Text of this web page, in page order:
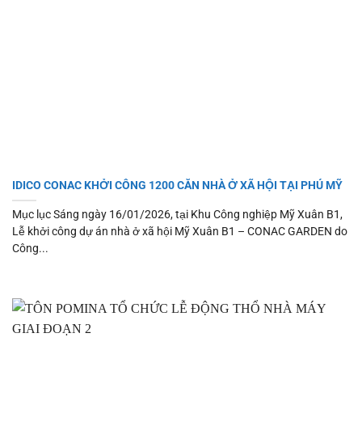
IDICO CONAC KHỞI CÔNG 1200 CĂN NHÀ Ở XÃ HỘI TẠI PHÚ MỸ
Mục lục Sáng ngày 16/01/2026, tại Khu Công nghiệp Mỹ Xuân B1,
Lễ khởi công dự án nhà ở xã hội Mỹ Xuân B1 – CONAC GARDEN do
Công...